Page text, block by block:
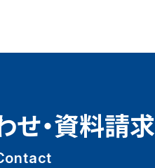
せ・資料請求